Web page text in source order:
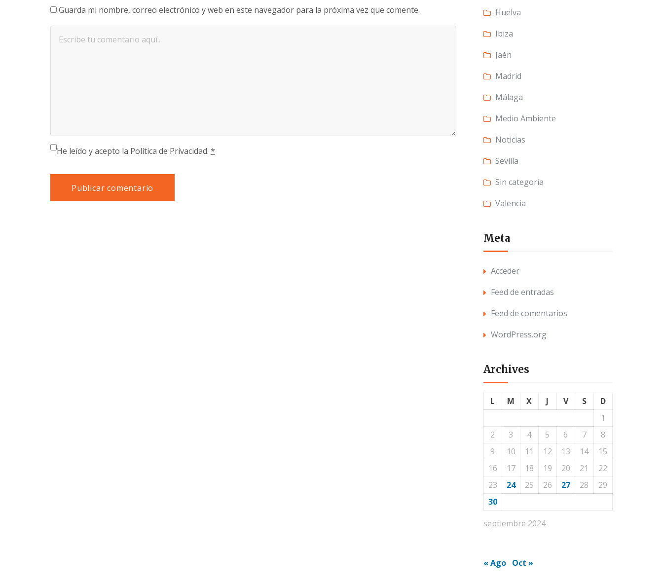
Guarda mi nombre, correo electrónico y web en este navegador para la próxima vez que comente.
He leído y acepto la Política de Privacidad. *
Huelva
Ibiza
Jaén
Madrid
Málaga
Medio Ambiente
Noticias
Sevilla
Sin categoría
Valencia
Meta
Acceder
Feed de entradas
Feed de comentarios
WordPress.org
Archives
septiembre 2024
L M X J V S
D
1
2
3 4 5 6 7
8
9
10 11 12 13 14
15
16
17 18 19 20 21
22
23
24 25 26 27 28
29
30
« Ago Oct »